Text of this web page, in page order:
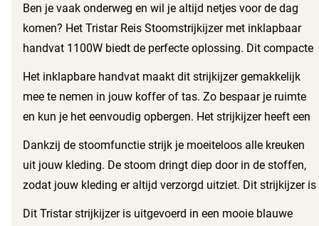
Ben je vaak onderweg en wil je altijd netjes voor de dag
komen? Het Tristar Reis Stoomstrijkijzer met inklapbaar
handvat 1100W biedt de perfecte oplossing. Dit compacte
Het inklapbare handvat maakt dit strijkijzer gemakkelijk
mee te nemen in jouw koffer of tas. Zo bespaar je ruimte
en kun je het eenvoudig opbergen. Het strijkijzer heeft een
Dankzij de stoomfunctie strijk je moeiteloos alle kreuken
uit jouw kleding. De stoom dringt diep door in de stoffen,
zodat jouw kleding er altijd verzorgd uitziet. Dit strijkijzer is
Dit Tristar strijkijzer is uitgevoerd in een mooie blauwe